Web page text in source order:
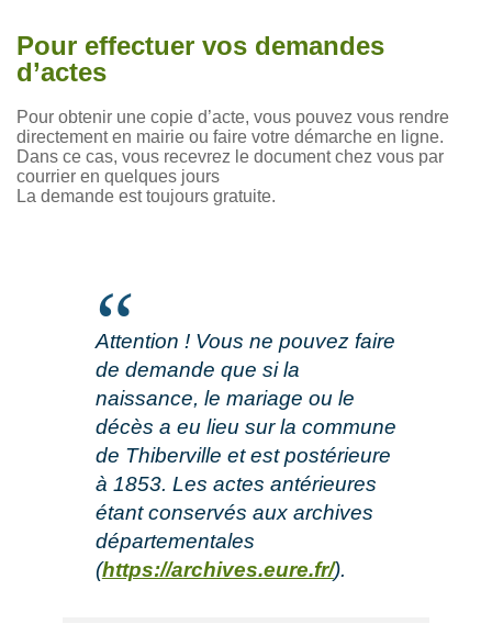
Pour effectuer vos demandes
d’actes
Pour obtenir une copie d’acte, vous pouvez vous rendre
directement en mairie ou faire votre démarche en ligne.
Dans ce cas, vous recevrez le document chez vous par
courrier en quelques jours
La demande est toujours gratuite.
Attention ! Vous ne pouvez faire
de demande que si la
naissance, le mariage ou le
décès a eu lieu sur la commune
de Thiberville et est postérieure
à 1853. Les actes antérieures
étant conservés aux archives
départementales
(https://archives.eure.fr/).